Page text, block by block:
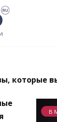
которые
В